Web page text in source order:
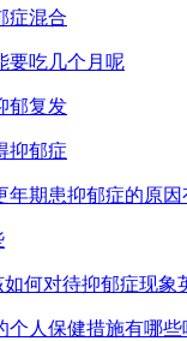
症混合
要吃几个月呢
郁复发
抑郁症
年期患抑郁症的原
何对待抑郁症现象
个人保健措施有哪些